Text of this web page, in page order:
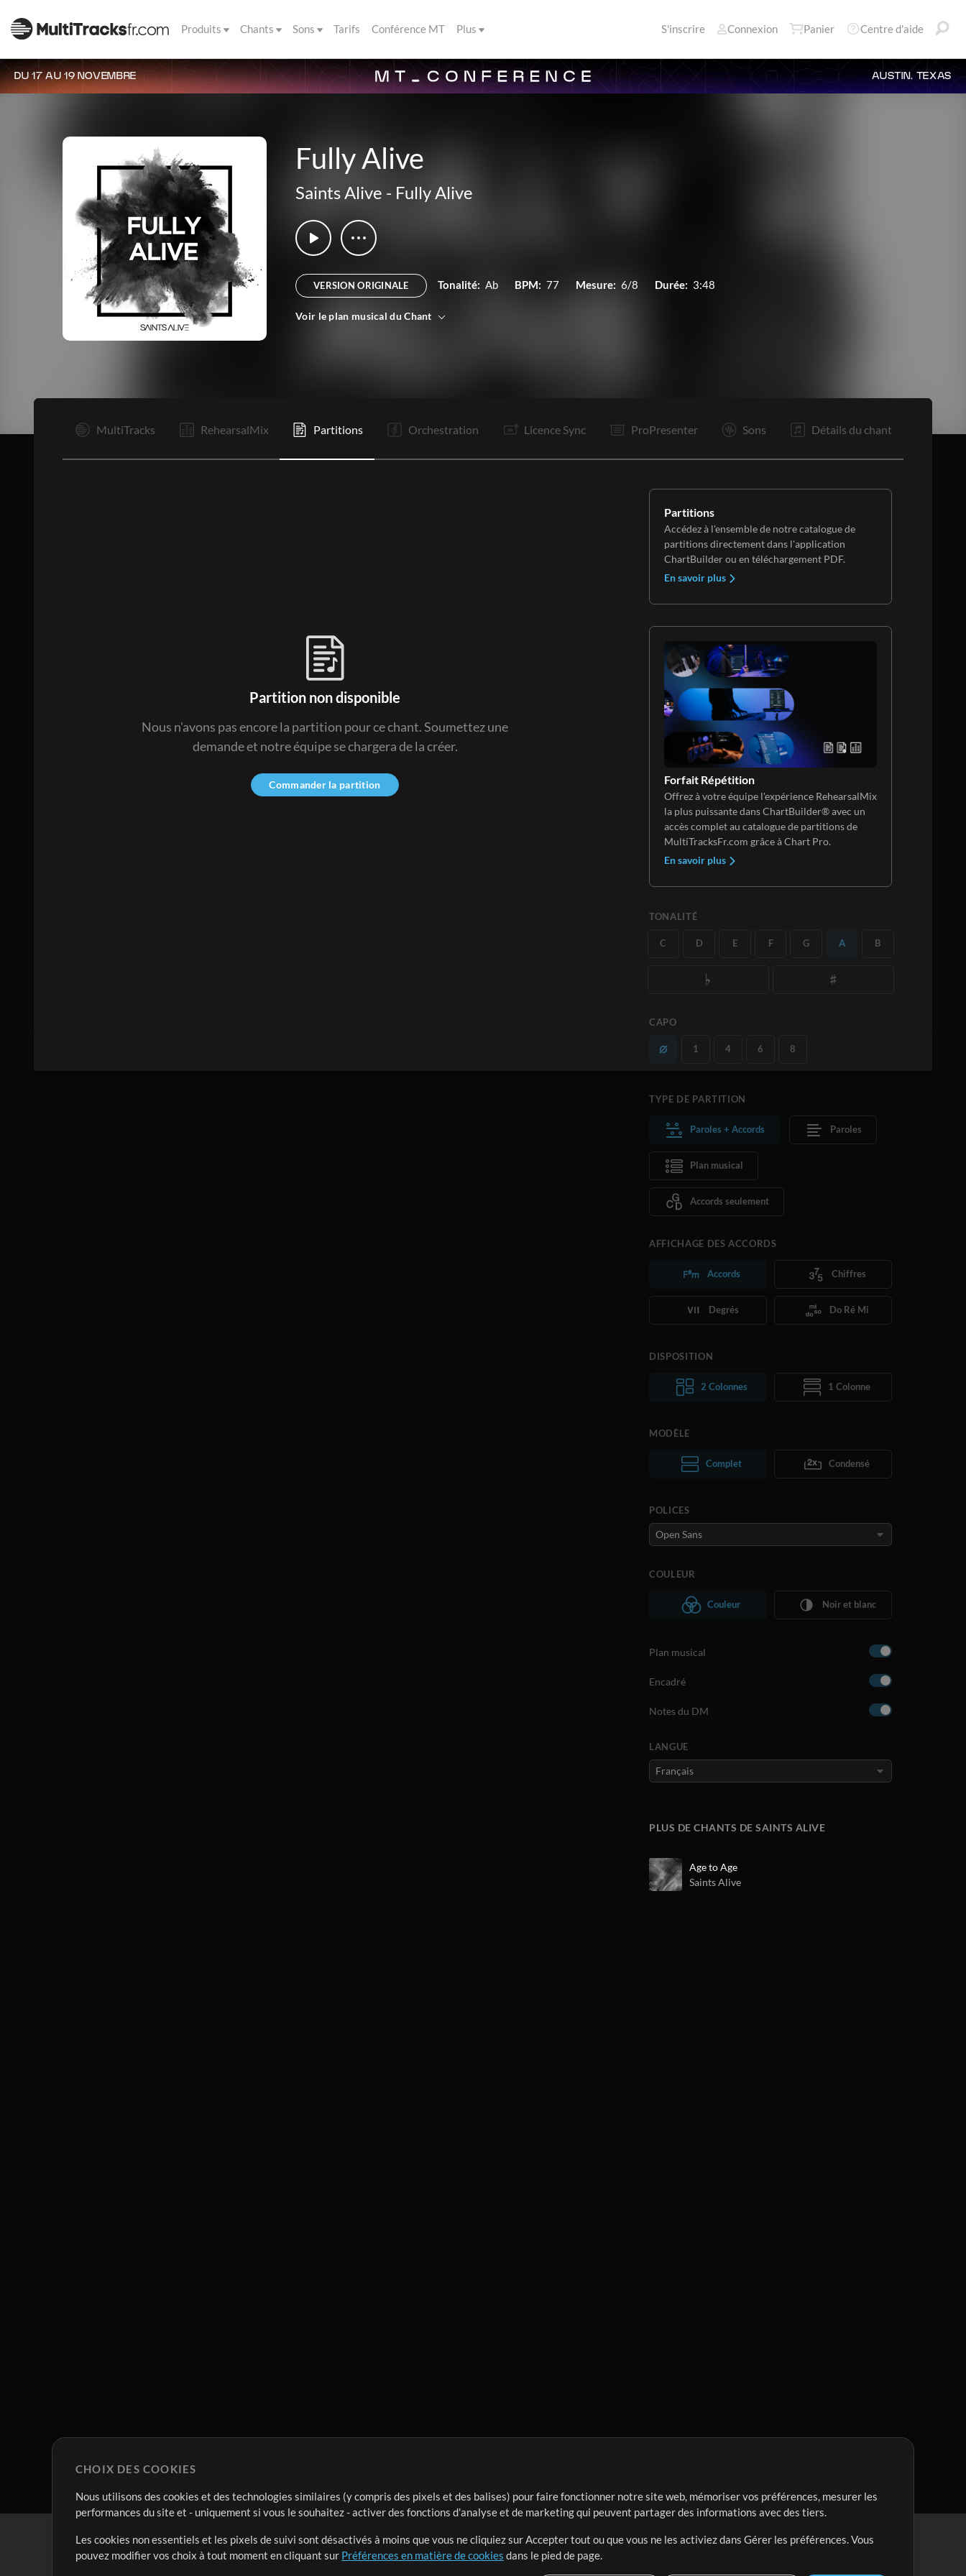
Produits Chants Sons Tarifs Conférence MT Plus S'inscrire Connexion Panier Centre d'aide
DU 17 AU 19 NOVEMBRE AUSTIN, TEXAS
Fully Alive
Saints Alive - Fully Alive
VERSION ORIGINALE Tonalité: Ab BPM: 77 Mesure: 6/8 Durée: 3:48
Voir le plan musical du Chant
MultiTracks RehearsalMix Partitions Orchestration Licence Sync ProPresenter Sons Détails du chant
Partitions
Accédez à l'ensemble de notre catalogue de
partitions directement dans l'application
ChartBuilder ou en téléchargement PDF.
En savoir plus
Forfait Répétition
Offrez à votre équipe l'expérience RehearsalMix
la plus puissante dans ChartBuilder® avec un
accès complet au catalogue de partitions de
MultiTracksFr.com grâce à Chart Pro.
En savoir plus
TONALITÉ
C D E F G A B
CAPO
1 4 6 8
TYPE DE PARTITION
Paroles + Accords Paroles
Plan musical
Accords seulement
AFFICHAGE DES ACCORDS
Accords Chiffres
Degrés Do Ré Mi
DISPOSITION
2 Colonnes 1 Colonne
Normal Large
MODÈLE
Complet Condensé
POLICES
COULEUR
Couleur Noir et blanc
Plan musical
Encadré
Notes du DM
LANGUE
PLUS DE CHANTS DE SAINTS ALIVE
Age to Age
Saints Alive
Partition non disponible
Nous n'avons pas encore la partition pour ce chant. Soumettez une
demande et notre équipe se chargera de la créer.
Commander la partition
CHOIX DES COOKIES
Nous utilisons des cookies et des technologies similaires (y compris des pixels et des balises) pour faire fonctionner notre site web, mémoriser vos préférences, mesurer les
performances du site et - uniquement si vous le souhaitez - activer des fonctions d'analyse et de marketing qui peuvent partager des informations avec des tiers.
Les cookies non essentiels et les pixels de suivi sont désactivés à moins que vous ne cliquiez sur Accepter tout ou que vous ne les activiez dans Gérer les préférences. Vous
pouvez modifier vos choix à tout moment en cliquant sur Préférences en matière de cookies dans le pied de page.